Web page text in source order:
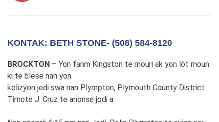
KONTAK: BETH STONE- (508) 584-8120
BROCKTON – Yon fanm Kingston te mouri ak yon lòt moun
ki te blese nan yon
kolizyon jedi swa nan Plympton, Plymouth County District
Timote J. Cruz te anonse jodi a.